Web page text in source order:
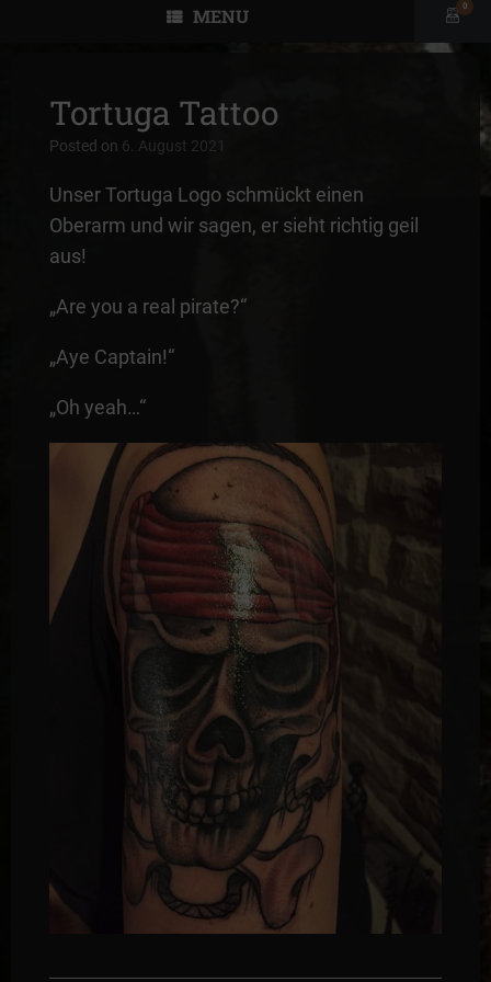
MENU
View
cart
0
Tortuga Tattoo
Posted on 6. August 2021
Unser Tortuga Logo schmückt einen
Oberarm und wir sagen, er sieht richtig geil
aus!
„Are you a real pirate?“
„Aye Captain!“
„Oh yeah…“